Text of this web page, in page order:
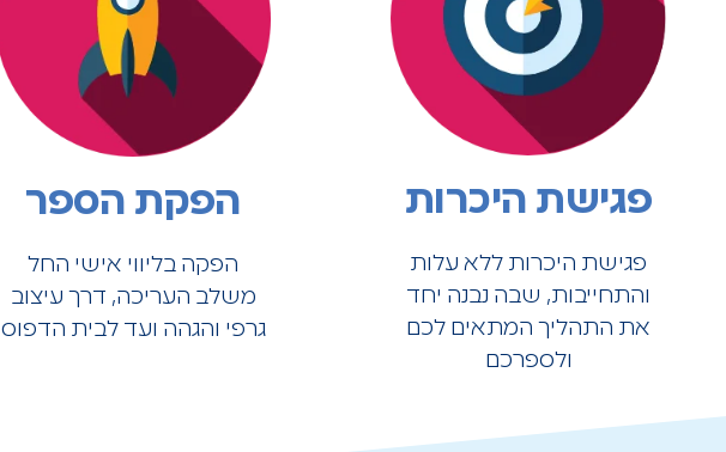
פגישת היכרות
פגישת היכרות ללא עלות
והתחייבות, שבה נבנה יחד
את התהליך המתאים לכם
ולספרכם
הפקת הספר
הפקה בליווי אישי החל
משלב העריכה, דרך עיצוב
גרפי והגהה ועד לבית הדפוס